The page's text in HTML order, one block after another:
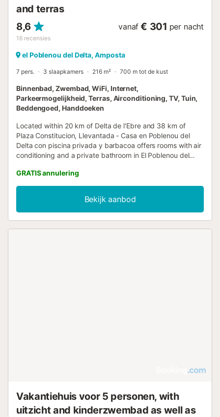
and terras
8,6
16 recensies
vanaf € 301 per nacht
el Poblenou del Delta, Amposta
7 pers. 3 slaapkamers 216 m² 700 m tot de kust
Binnenbad, Zwembad, WiFi, Internet,
Parkeermogelijkheid, Terras, Airconditioning, TV, Tuin,
Beddengoed, Handdoeken
Located within 20 km of Delta de l'Ebre and 38 km of
Plaza Constitucion, Llevantada - Casa en Poblenou del
Delta con piscina privada y barbacoa offers rooms with air
conditioning and a private bathroom in El Poblenou del
GRATIS annulering
Bekijk aanbod
Vakantiehuis voor 5 personen, with
uitzicht and kinderzwembad as well as